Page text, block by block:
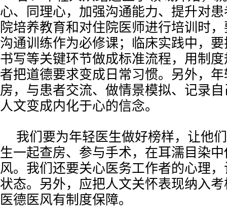
心、同理心，加强沟通能力、提升对
院培养教育和对住院医师进行培训时
沟通训练作为必修课；临床实践中，
书写等关键环节做成标准流程，用制
者把道德要求变成日常习惯。另外，
房，与患者交流、做情景模拟、记录
人文变成内化于心的信念。
我们要为年轻医生做好榜样，让他
生一起查房、参与手术，在耳濡目染
风。我们还要关心医务工作者的心理
状态。另外，应把人文关怀表现纳入
医德医风有制度保障。